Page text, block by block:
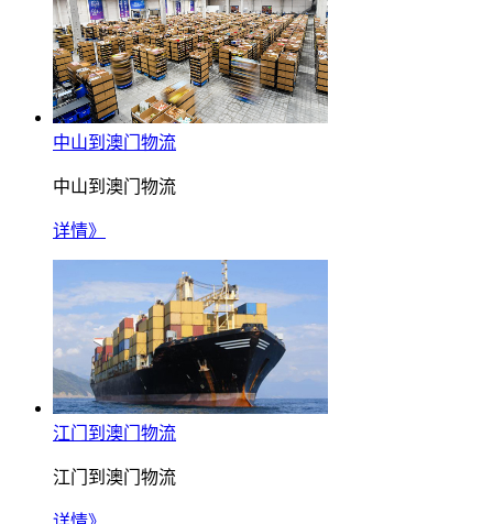
中山到澳门物流
中山到澳门物流
详情》
江门到澳门物流
江门到澳门物流